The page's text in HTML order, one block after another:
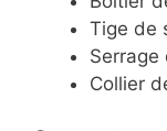
Tige de
Serrage
Collier